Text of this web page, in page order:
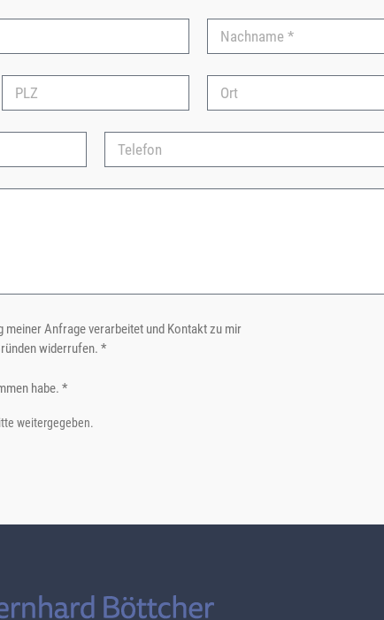
meiner Anfrage verarbeitet und Kontakt zu mir
widerrufen. *
habe. *
weitergegeben.